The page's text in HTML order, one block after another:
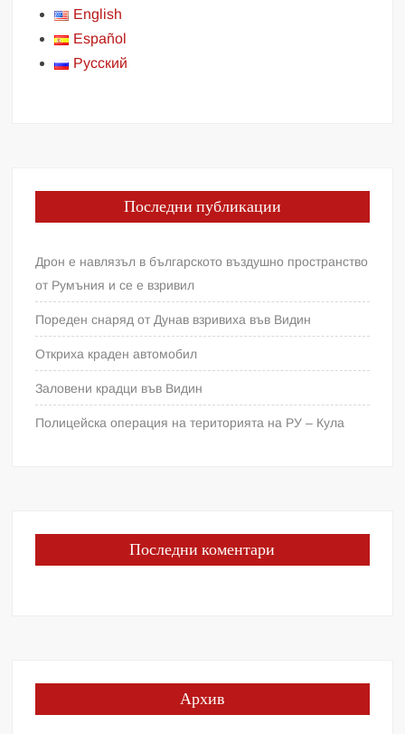
English
Español
Русский
Последни публикации
Дрон е навлязъл в българското въздушно пространство
от Румъния и се е взривил
Пореден снаряд от Дунав взривиха във Видин
Откриха краден автомобил
Заловени крадци във Видин
Полицейска операция на територията на РУ – Кула
Последни коментари
Архив